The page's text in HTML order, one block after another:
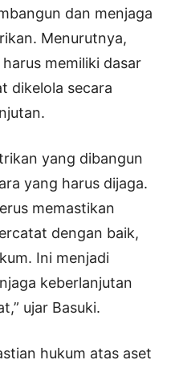
dan menjaga
Menurutnya,
memiliki dasar
dikelola secara
yang dibangun
yang harus dijaga.
memastikan
dengan baik,
Ini menjadi
keberlanjutan
ujar Basuki.
hukum atas aset